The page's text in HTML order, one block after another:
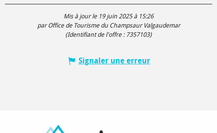
Mis à jour le 19 juin 2025 à 15:26
par Office de Tourisme du Champsaur Valgaudemar
(Identifiant de l'offre : 7357103)
Signaler une erreur